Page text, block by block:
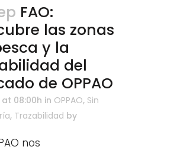
FAO:
las zonas
y la
del
de OPPAO
08:00h in OPPAO, Sin
, Trazabilidad by
nos